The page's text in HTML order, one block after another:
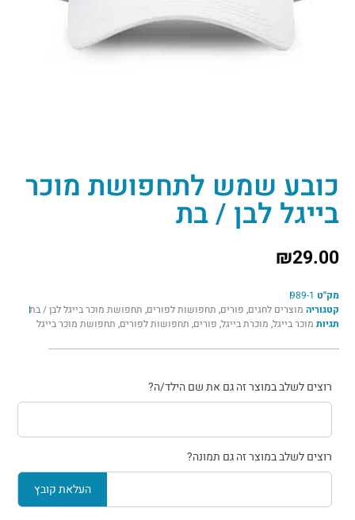
כובע שמש לתחפושת מוכר
בייגל לבן / בת
₪29.00
מק"ט 989-1
קטגוריה מוצרים לחגים, פורים, תחפושות לפורים, תחפושת מוכר בייגל לבן / בת
תגיות מוכר בייגל, מוכרת בייגל, פורים, תחפושות לפורים, תחפושת מוכר בייגל
רוצים לשלב במוצר זה גם את שם הילד/ה?
רוצים לשלב במוצר זה גם תמונה?
העלאת קובץ